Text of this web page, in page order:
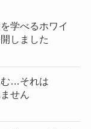
学べるホワイ
しました
…それは
せん